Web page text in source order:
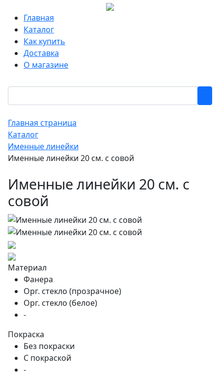
Главная
Каталог
Как купить
Доставка
О магазине
Главная страница
Каталог
Именные линейки
Именные линейки 20 см. с совой
Именные линейки 20 см. с
совой
Материал
Фанера
Орг. стекло (прозрачное)
Орг. стекло (белое)
-
Покраска
Без покраски
С покраской
-